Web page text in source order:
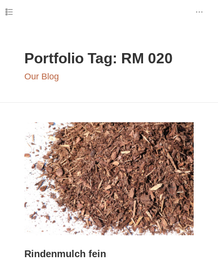
Portfolio Tag: RM 020
Our Blog
Rindenmulch fein